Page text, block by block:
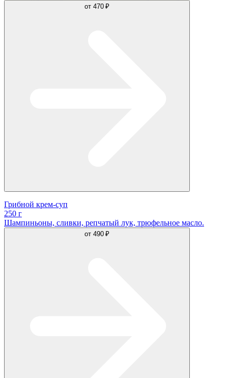
от 470 ₽
Грибной крем-суп
250 г
Шампиньоны, сливки, репчатый лук, трюфельное масло.
от 490 ₽